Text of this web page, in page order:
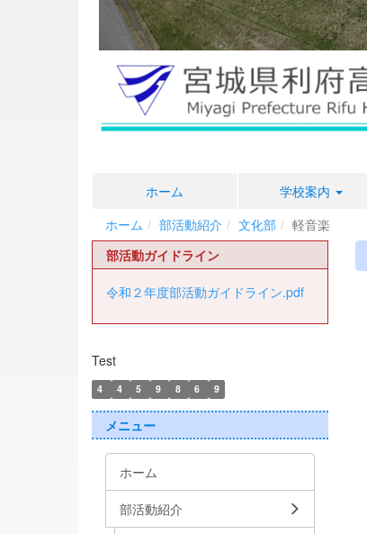
ホーム 学校案内
ホーム
部活動紹介 文化部
軽音楽
部活動ガイドライン
令和２年度部活動ガイドライン.pdf
Test
4 4 5 9 8 6 9
メニュー
ホーム
部活動紹介